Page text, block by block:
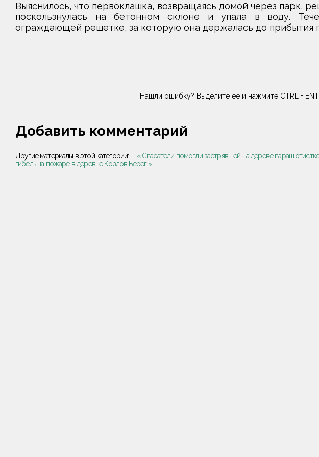
Выяснилось, что первоклашка, возвращаясь домой через парк,
поскользнулась на бетонном склоне и упала в воду.
ограждающей решетке, за которую она держалась до прибытия
Нашли ошибку? Выделите её и нажмите CTRL +
Добавить комментарий
Другие материалы в этой категории: « Спасатели помогли застрявшей на дереве
гибель на пожаре в деревне Козлов Берег »